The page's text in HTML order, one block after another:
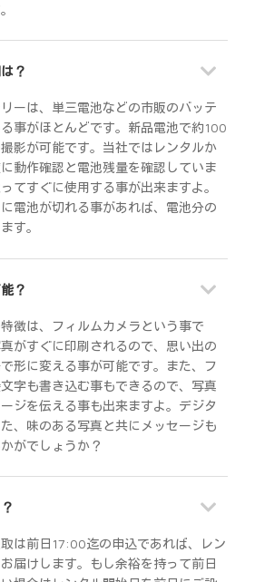
？
ーは、単三電池などの市販のバッテ
事がほとんどです。新品電池で約100
影が可能です。当社ではレンタルか
動作確認と電池残量を確認していま
てすぐに使用する事が出来ますよ。
電池が切れる事があれば、電池分の
す。
？
徴は、フィルムカメラという事で
がすぐに印刷されるので、思い出の
形に変える事が可能です。また、フ
字も書き込む事もできるので、写真
ジを伝える事も出来ますよ。デジタ
、味のある写真と共にメッセージも
がでしょうか？
は前日17:00迄の申込であれば、レン
届けします。もし余裕を持って前日